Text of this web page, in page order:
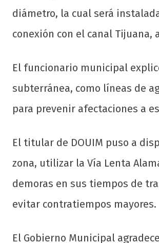
diámetro, la cual será
conexión con el canal Tijuana,
El funcionario municipal
subterránea, como líneas de
para prevenir afectaciones a
El titular de DOUIM puso a
zona, utilizar la Vía Lenta
demoras en sus tiempos de
evitar contratiempos mayores.
El Gobierno Municipal